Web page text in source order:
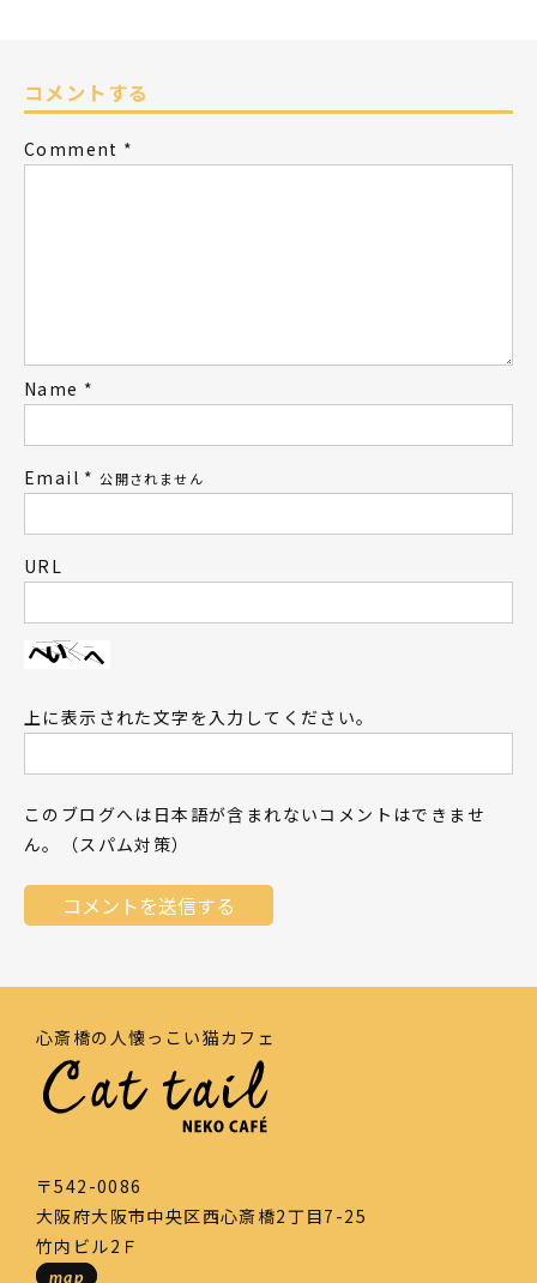
コメントする
Comment *
Name *
Email * 公開されません
URL
上に表示された文字を入力してください。
このブログへは日本語が含まれないコメントはできませ
ん。（スパム対策）
心斎橋の人懐っこい猫カフェ
〒542-0086
大阪府大阪市中央区西心斎橋2丁目7-25
竹内ビル2Ｆ
map